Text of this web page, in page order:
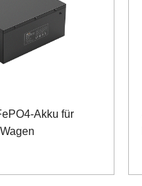
Akku für